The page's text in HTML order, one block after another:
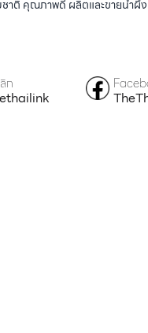
าติ คุณภาพดี ผลิตและขายน้
ก